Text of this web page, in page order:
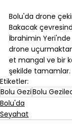
Bolu'da drone
Bakacak
İbrahimin
drone
et mangal ve bir
şekilde tamamlar.
Etiketler:
Bolu GeziBolu
Bolu'da
Seyahat